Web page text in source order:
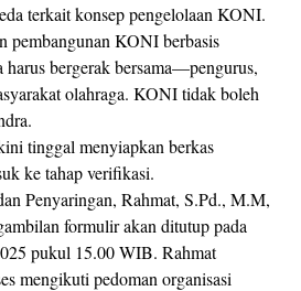
terkait konsep pengelolaan KONI.
pembangunan KONI berbasis
bergerak bersama—pengurus,
olahraga. KONI tidak boleh
tinggal menyiapkan berkas
ke tahap verifikasi.
Penyaringan, Rahmat, S.Pd., M.M,
formulir akan ditutup pada
pukul 15.00 WIB. Rahmat
mengikuti pedoman organisasi